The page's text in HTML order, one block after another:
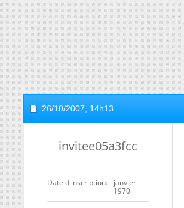
26/10/2007, 14h13
invitee05a3fcc
Date d'inscription
janvier
1970